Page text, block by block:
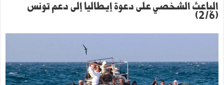
الباعث الشخصي على دعوة إيطاليا إلى دعم تونس
(2/6)